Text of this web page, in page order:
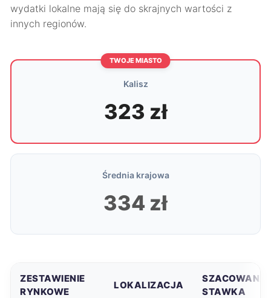
wydatki lokalne mają się do skrajnych wartości z
innych regionów.
TWOJE MIASTO
Kalisz
323 zł
Średnia krajowa
334 zł
ZESTAWIENIE
RYNKOWE
LOKALIZACJA
SZACOWANA
STAWKA